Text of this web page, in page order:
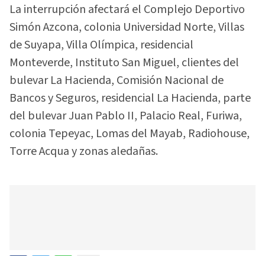
La interrupción afectará el Complejo Deportivo
Simón Azcona, colonia Universidad Norte, Villas
de Suyapa, Villa Olímpica, residencial
Monteverde, Instituto San Miguel, clientes del
bulevar La Hacienda, Comisión Nacional de
Bancos y Seguros, residencial La Hacienda, parte
del bulevar Juan Pablo II, Palacio Real, Furiwa,
colonia Tepeyac, Lomas del Mayab, Radiohouse,
Torre Acqua y zonas aledañas.